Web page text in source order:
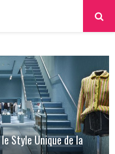
Style Unique de la